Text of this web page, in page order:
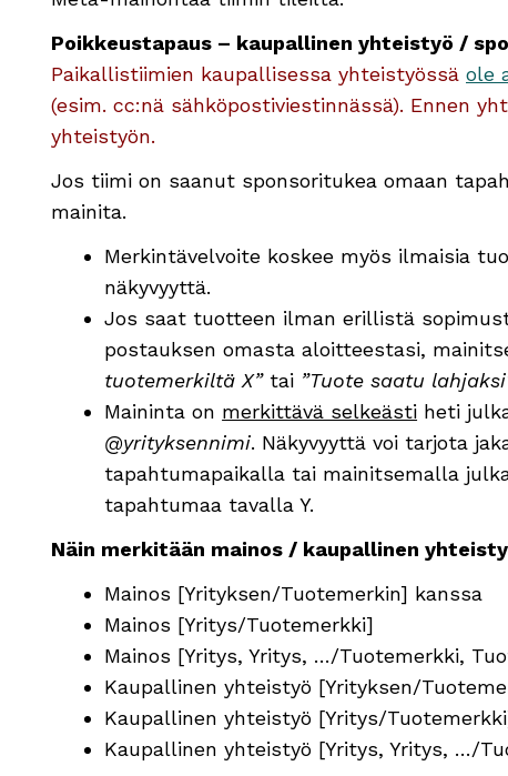
Poikkeustapaus – kaupallinen yhteistyö /
Paikallistiimien kaupallisessa yhteistyössäole
(esim. cc:nä sähköpostiviestinnässä). Ennen
yhteistyön.
Jos tiimi on saanut sponsoritukea omaan
mainita.
Merkintävelvoite koskee myös ilmaisia
näkyvyyttä.
Jos saat tuotteen ilman erillistä
postauksen omasta aloitteestasi,
tuotemerkiltä X”tai ”Tuote saatu
Maininta on merkittävä selkeästi heti
@yrityksennimi. Näkyvyyttä voi tarjota
tapahtumapaikalla tai mainitsemalla
tapahtumaa tavalla Y.
Näin merkitään mainos / kaupallinen
Mainos [Yrityksen/Tuotemerkin] kanssa
Mainos [Yritys/Tuotemerkki]
Mainos [Yritys, Yritys, …/Tuotemerkki,
Kaupallinen yhteistyö [Yrityksen/
Kaupallinen yhteistyö [Yritys/
Kaupallinen yhteistyö [Yritys, Yritys, …/